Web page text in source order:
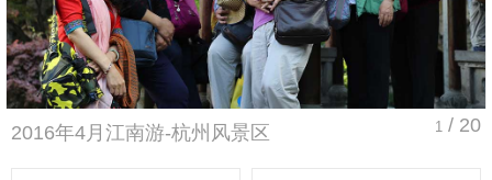
1 / 20
2016年4月江南游-杭州风景区